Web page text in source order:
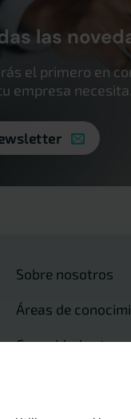
las
el primero en
empresa necesita.
Sobre nosotros
Áreas de
Capacidades